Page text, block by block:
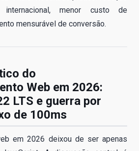
menor custo de
mensurável de conversão.
do
Web em 2026:
LTS e guerra por
de 100ms
em 2026 deixou de ser apenas